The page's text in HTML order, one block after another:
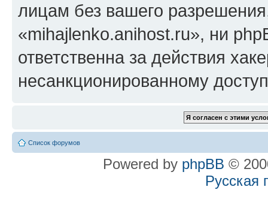
лицам без вашего
«mihajlenko.anihost.ru», ни
ответственна за действия
несанкционированному
Список форумов
Powered by phpBB ©
Русская